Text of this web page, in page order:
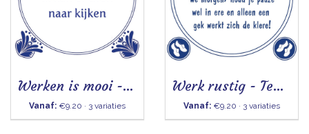
Werken is mooi - Tegeltje
Vanaf: €9.20 · 3 variaties
Werk rustig - Tegeltje
Vanaf: €9.20 · 3 variaties